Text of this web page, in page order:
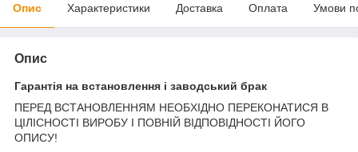
Опис Характеристики Доставка Оплата Умови
Опис
Гарантія на встановлення і заводський брак
ПЕРЕД ВСТАНОВЛЕННЯМ НЕОБХІДНО ПЕРЕКОНАТИСЯ В
ЦІЛІСНОСТІ ВИРОБУ І ПОВНІЙ ВІДПОВІДНОСТІ ЙОГО
ОПИСУ!